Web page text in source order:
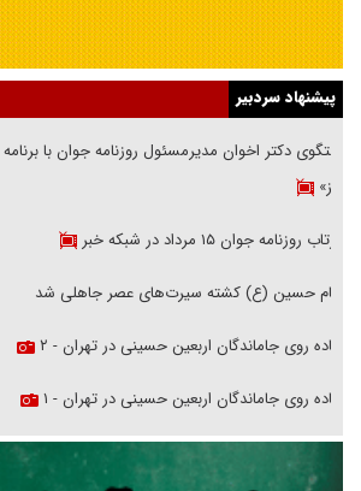
پیشنهاد سردبیر
گفتگوی دکتر اخوان مدیرمسئول روزنامه جوان با برنامه
هرمز»
بازتاب روزنامه جوان ۱۵ مرداد در شبکه خبر
امام حسین (ع) کشته سیرت‌های عصر جاهلی شد
پیاده روی جاماندگان اربعین حسینی در تهران - ۲
پیاده روی جاماندگان اربعین حسینی در تهران - ۱
فریاد‌ها و ناله‌های دوستان مبارزدلم را آتش می‌زد